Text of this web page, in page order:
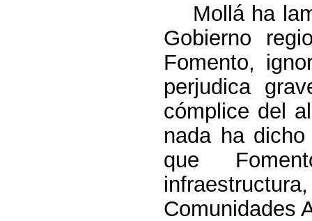
Mollá ha
Gobierno
Fomento,
perjudica
cómplice del
nada ha
que
Comunidades